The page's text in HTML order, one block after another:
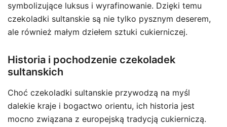
symbolizujące luksus i wyrafinowanie. Dzięki temu
czekoladki sultanskie są nie tylko pysznym deserem,
ale również małym dziełem sztuki cukierniczej.
Historia i pochodzenie czekoladek
sultanskich
Choć czekoladki sultanskie przywodzą na myśl
dalekie kraje i bogactwo orientu, ich historia jest
mocno związana z europejską tradycją cukierniczą.